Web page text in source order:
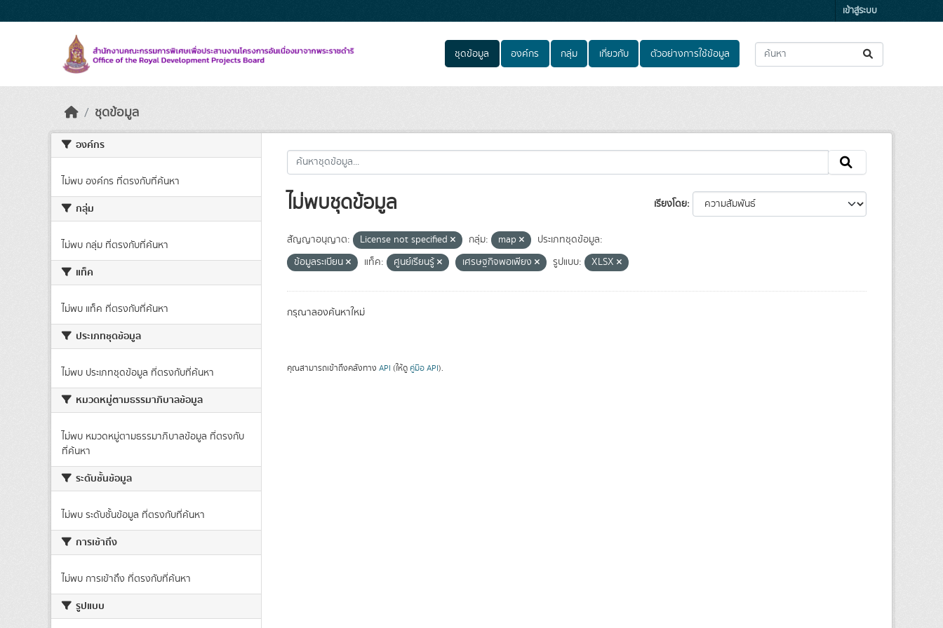
เข้าสู่ระบบ
ชุดข้อมูล องค์กร กลุ่ม เกี่ยวกับ ตัวอย่างการใช้ข้อมูล
ชุดข้อมูล
องค์กร
ไม่พบ องค์กร ที่ตรงกับที่ค้นหา
กลุ่ม
ไม่พบ กลุ่ม ที่ตรงกับที่ค้นหา
แท็ค
ไม่พบ แท็ค ที่ตรงกับที่ค้นหา
ประเภทชุดข้อมูล
ไม่พบ ประเภทชุดข้อมูล ที่ตรงกับที่ค้นหา
หมวดหมู่ตามธรรมาภิบาลข้อมูล
ไม่พบ หมวดหมู่ตามธรรมาภิบาลข้อมูล ที่ตรงกับ
ที่ค้นหา
ระดับชั้นข้อมูล
ไม่พบ ระดับชั้นข้อมูล ที่ตรงกับที่ค้นหา
การเข้าถึง
ไม่พบ การเข้าถึง ที่ตรงกับที่ค้นหา
รูปแบบ
เรียงโดย
ไม่พบชุดข้อมูล
สัญญาอนุญาต: License not specified กลุ่ม: map
ประเภทชุดข้อมูล:
ข้อมูลระเบียน
แท็ค: ศูนย์เรียนรู้ เศรษฐกิจพอเพียง รูปแบบ: XLSX
กรุณาลองค้นหาใหม่
คุณสามารถเข้าถึงคลังทาง API (ให้ดู คู่มือ API).